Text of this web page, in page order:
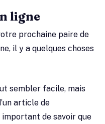
ligne
prochaine paire de
il y a quelques choses
sembler facile, mais
article de
de savoir que